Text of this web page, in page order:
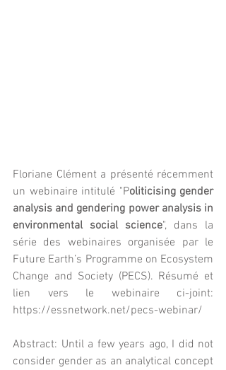
Floriane Clément a présenté récemment
un webinaire intitulé "Politicising gender
analysis and gendering power analysis in
environmental social science", dans la
série des webinaires organisée par le
Future Earth’s Programme on Ecosystem
Change and Society (PECS). Résumé et
lien vers le webinaire ci-joint:
https://essnetwork.net/pecs-webinar/
Abstract: Until a few years ago, I did not
consider gender as an analytical concept